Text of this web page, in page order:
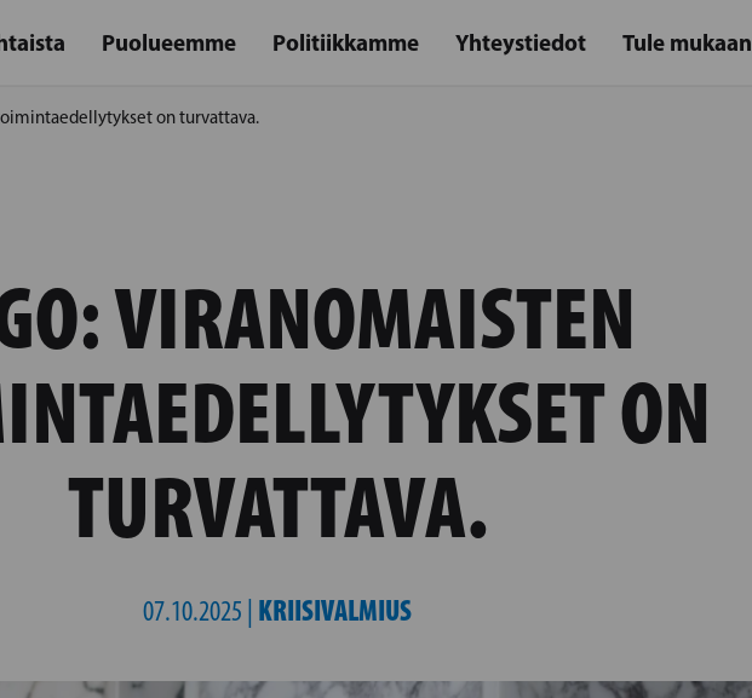
Puolueemme Politiikkamme Yhteystiedot Tule mukaan
on turvattava.
VIRANOMAISTEN
ON
TURVATTAVA.
07.10.2025 | KRIISIVALMIUS